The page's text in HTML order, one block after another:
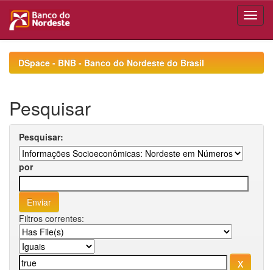
navigationDSpace - BNB - Banco do Nordeste do Brasil
Pesquisar
Pesquisar:
por
Filtros correntes: